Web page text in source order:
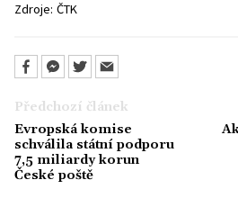
Zdroje: ČTK
Předchozí článek
Evropská komise
schválila státní podporu
7,5 miliardy korun
České poště